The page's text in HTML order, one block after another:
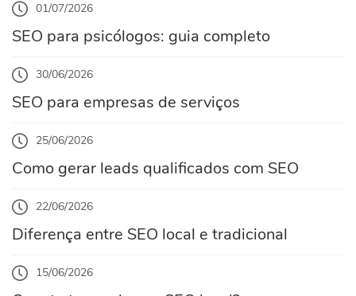
01/07/2026
SEO para psicólogos: guia completo
30/06/2026
SEO para empresas de serviços
25/06/2026
Como gerar leads qualificados com SEO
22/06/2026
Diferença entre SEO local e tradicional
15/06/2026